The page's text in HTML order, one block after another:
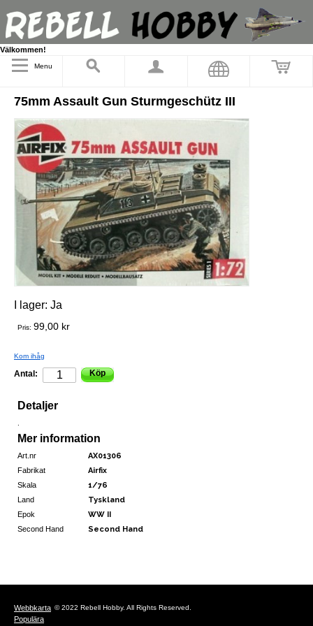
Välkommen!
Menu
75mm Assault Gun Sturmgeschütz III
I lager: Ja
Pris: 99,00 kr
Kom ihåg
Antal: Köp
Detaljer
.
Mer information
Art.nr AX01306
Fabrikat Airfix
Skala 1/76
Land Tyskland
Epok WW II
Second Hand Second Hand
Webbkarta
Populära
© 2022 Rebell Hobby. All Rights Reserved.